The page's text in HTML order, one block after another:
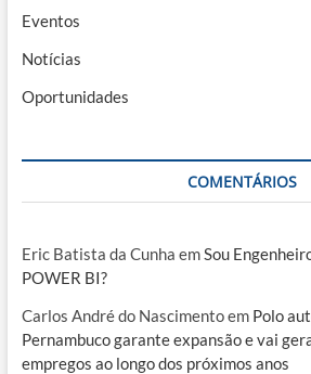
Eventos
Notícias
Oportunidades
COMENTÁRIOS
Eric Batista da Cunha emSou
POWER BI?
Carlos André do Nascimentoem Polo
Pernambuco garante expansão e vai
empregos ao longo dos próximos anos